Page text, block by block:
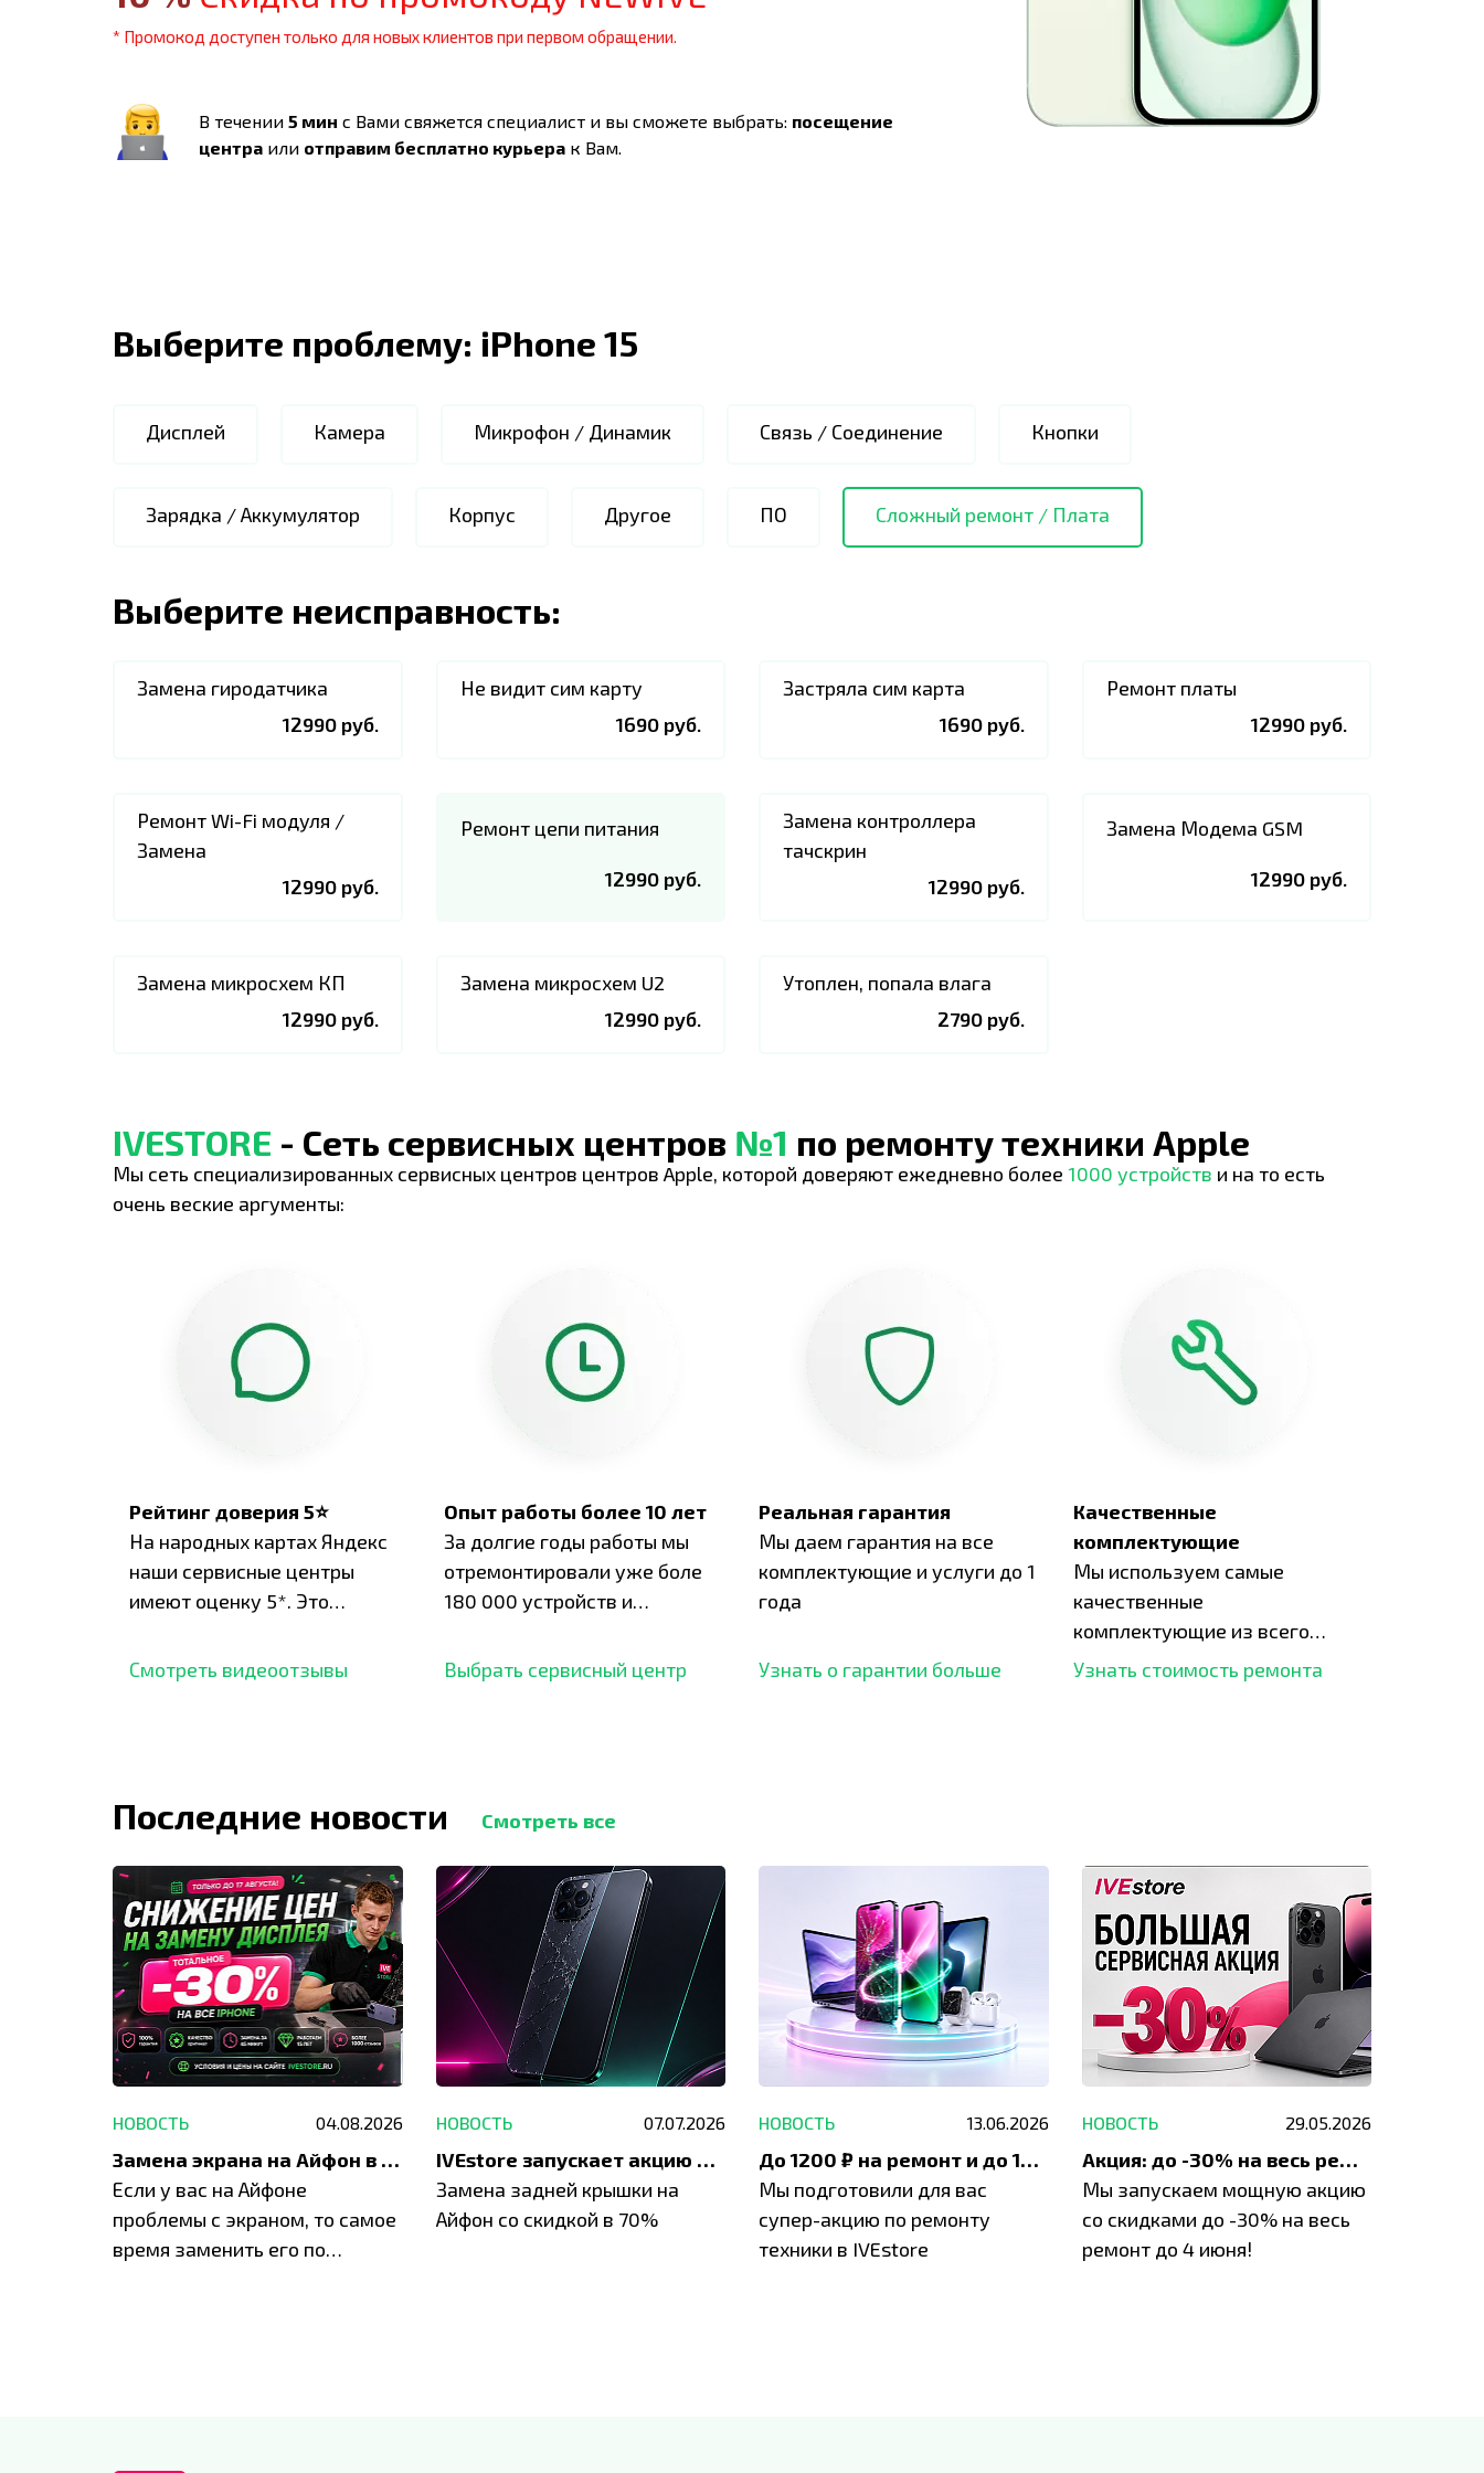
* Промокод доступен только для новых клиентов при первом обращении.
В течении 5 мин с Вами свяжется специалист и вы сможете выбрать: посещение
центра или отправим бесплатно курьера к Вам.
Выберите проблему: iPhone 15
Дисплей Камера Микрофон / Динамик Связь / Соединение Кнопки
Зарядка / Аккумулятор Корпус Другое ПО Сложный ремонт / Плата
Выберите неисправность:
Замена гиродатчика
12990 руб.
Не видит сим карту
1690 руб.
Застряла сим карта
1690 руб.
Ремонт платы
12990 руб.
Ремонт Wi-Fi модуля /
Замена
12990 руб.
Ремонт цепи питания
12990 руб.
Замена контроллера
тачскрин
12990 руб.
Замена Модема GSM
12990 руб.
Замена микросхем КП
12990 руб.
Замена микросхем U2
12990 руб.
Утоплен, попала влага
2790 руб.
IVESTORE - Сеть сервисных центров №1 по ремонту техники Apple
Мы сеть специализированных сервисных центров центров Apple, которой доверяют ежедневно более 1000 устройств и на то есть
очень веские аргументы:
Рейтинг доверия 5⭐
На народных картах Яндекс
наши сервисные центры
имеют оценку 5*. Это
отзывов,
Смотреть видеоотзывы
Опыт работы более 10 лет
За долгие годы работы мы
отремонтировали уже боле
180 000 устройств и
опыт.
Выбрать сервисный центр
Реальная гарантия
Мы даем гарантия на все
комплектующие и услуги до 1
года
Узнать о гарантии больше
Качественные
комплектующие
Мы используем самые
качественные
комплектующие из всего
рынка и используем самое
Узнать стоимость ремонта
Последние новости Смотреть все
НОВОСТЬ 04.08.2026
Замена экрана на Айфон в Москве и Балашихе
Если у вас на Айфоне
проблемы с экраном, то самое
время заменить его по
НОВОСТЬ 07.07.2026
IVEstore запускает акцию на замену заднего стекла
Замена задней крышки на
Айфон со скидкой в 70%
НОВОСТЬ 13.06.2026
До 1200 ₽ на ремонт и до 1500 ₽ на покупку техники Apple
Мы подготовили для вас
супер-акцию по ремонту
техники в IVEstore
НОВОСТЬ 29.05.2026
Акция: до -30% на весь ремонт техники Apple
Мы запускаем мощную акцию
со скидками до -30% на весь
ремонт до 4 июня!